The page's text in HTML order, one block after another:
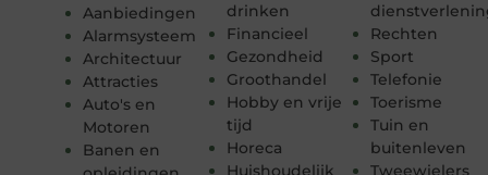
Aanbiedingen
Alarmsysteem
Architectuur
Attracties
Auto's en
Motoren
Banen en
drinken
Financieel
Gezondheid
Groothandel
Hobby en vrije
tijd
Horeca
Huishoudelijk
Rechten
Sport
Telefonie
Toerisme
Tuin en
buitenleven
Tweewielers